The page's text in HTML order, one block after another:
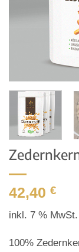
42,40 €
inkl. 7 % MwSt.
100%